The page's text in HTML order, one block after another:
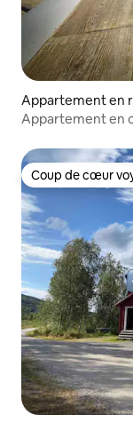
Appartement en
Appartement en
Coup de cœur
Coup de cœur